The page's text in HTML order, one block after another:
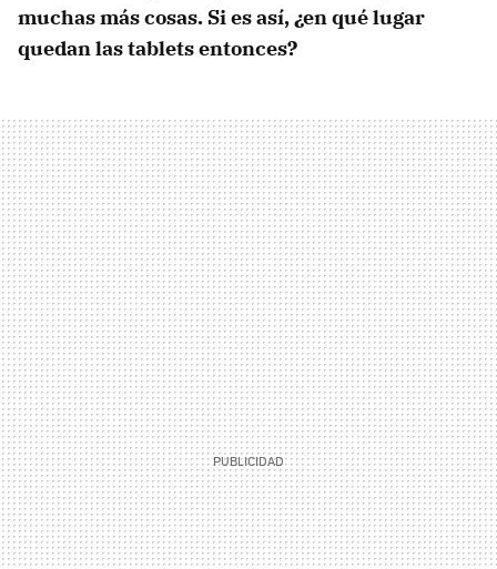
muchas más cosas. Si es así, ¿en qué lugar
quedan las tablets entonces?